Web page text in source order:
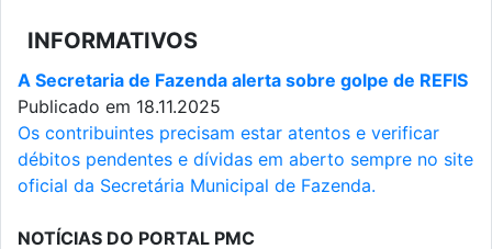
INFORMATIVOS
A Secretaria de Fazenda alerta sobre golpe de REFIS
Publicado em 18.11.2025
Os contribuintes precisam estar atentos e verificar
débitos pendentes e dívidas em aberto sempre no site
oficial da Secretária Municipal de Fazenda.
NOTÍCIAS DO PORTAL PMC